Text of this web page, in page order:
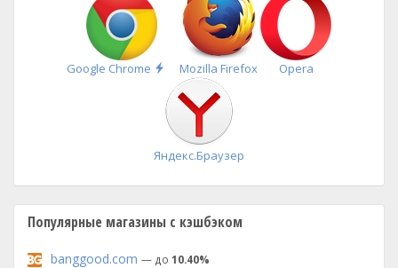
Google Chrome
Быстрая
установка
Mozilla Firefox Opera
Яндекс.Браузер
Популярные магазины с кэшбэком
banggood.com — до 10.40%